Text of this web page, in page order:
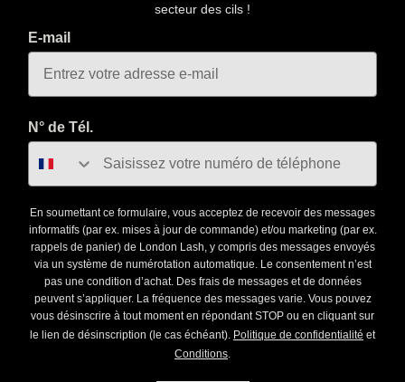
secteur des cils !
E-mail
N° de Tél.
En soumettant ce formulaire, vous acceptez de recevoir des messages
informatifs (par ex. mises à jour de commande) et/ou marketing (par ex.
rappels de panier) de London Lash, y compris des messages envoyés
via un système de numérotation automatique. Le consentement n’est
pas une condition d’achat. Des frais de messages et de données
peuvent s’appliquer. La fréquence des messages varie. Vous pouvez
vous désinscrire à tout moment en répondant STOP ou en cliquant sur
le lien de désinscription (le cas échéant). Politique de confidentialité et
Conditions